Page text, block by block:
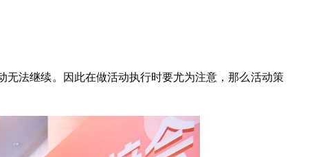
法继续。因此在做活动执行时要尤为注意，那么活动策